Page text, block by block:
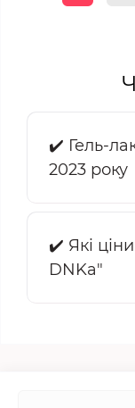
✔️ Гель-
2023 року
✔️ Які
DNKa"